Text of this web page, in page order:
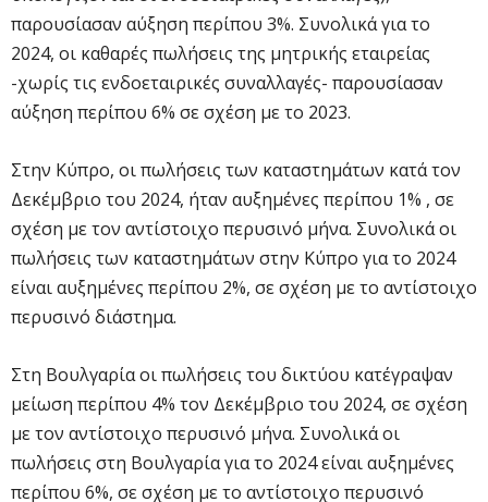
παρουσίασαν αύξηση περίπου 3%. Συνολικά για το
2024, οι καθαρές πωλήσεις της μητρικής εταιρείας
-χωρίς τις ενδοεταιρικές συναλλαγές- παρουσίασαν
αύξηση περίπου 6% σε σχέση με το 2023.
Στην Κύπρο, οι πωλήσεις των καταστημάτων κατά τον
Δεκέμβριο του 2024, ήταν αυξημένες περίπου 1% , σε
σχέση με τον αντίστοιχο περυσινό μήνα. Συνολικά οι
πωλήσεις των καταστημάτων στην Κύπρο για το 2024
είναι αυξημένες περίπου 2%, σε σχέση με το αντίστοιχο
περυσινό διάστημα.
Στη Βουλγαρία οι πωλήσεις του δικτύου κατέγραψαν
μείωση περίπου 4% τον Δεκέμβριο του 2024, σε σχέση
με τον αντίστοιχο περυσινό μήνα. Συνολικά οι
πωλήσεις στη Βουλγαρία για το 2024 είναι αυξημένες
περίπου 6%, σε σχέση με το αντίστοιχο περυσινό